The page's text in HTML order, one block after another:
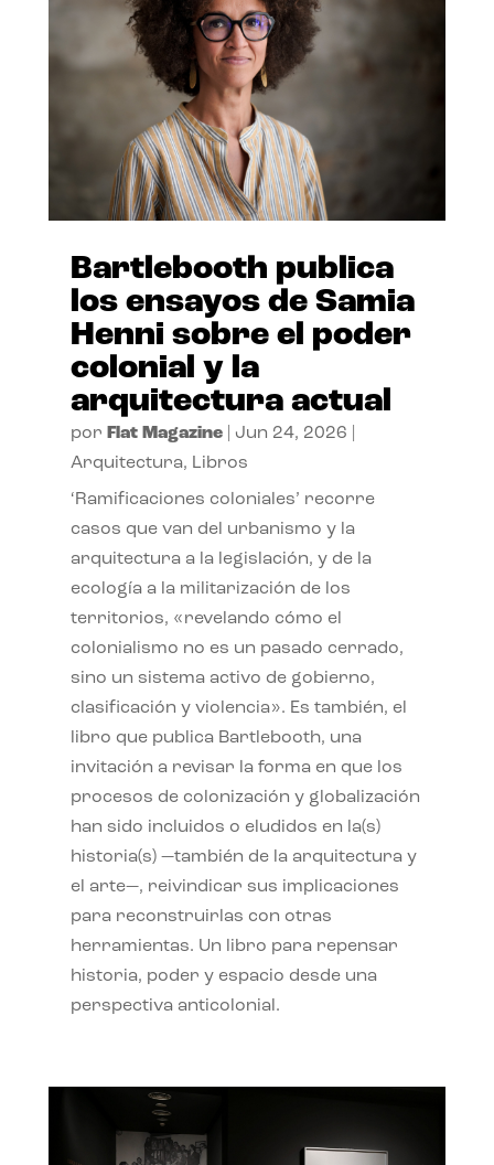
Bartlebooth publica
los ensayos de Samia
Henni sobre el poder
colonial y la
arquitectura actual
por Flat Magazine| Jun 24, 2026
Arquitectura, Libros
‘Ramificaciones coloniales’ recorre
casos que van del urbanismo y la
arquitectura a la legislación, y de la
ecología a la militarización de los
territorios, «revelando cómo el
colonialismo no es un pasado cerrado,
sino un sistema activo de gobierno,
clasificación y violencia». Es también, el
libro que publica Bartlebooth, una
invitación a revisar la forma en que los
procesos de colonización y globalización
han sido incluidos o eludidos en la(s)
historia(s) —también de la arquitectura y
el arte—, reivindicar sus implicaciones
para reconstruirlas con otras
herramientas. Un libro para repensar
historia, poder y espacio desde una
perspectiva anticolonial.